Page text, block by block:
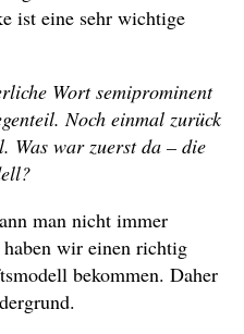
ist eine sehr wichtige
Wort semiprominent
Noch einmal zurück
Was war zuerst da – die
man nicht immer
wir einen richtig
bekommen. Daher